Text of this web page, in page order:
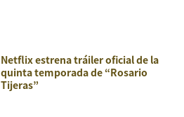
Netflix estrena tráiler oficial de la
quinta temporada de “Rosario
Tijeras”